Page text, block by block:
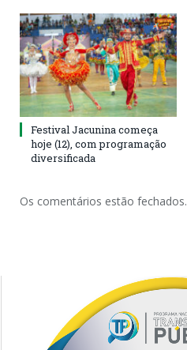
Festival Jacunina começa
hoje (12), com programação
diversificada
Os comentários estão fechados.